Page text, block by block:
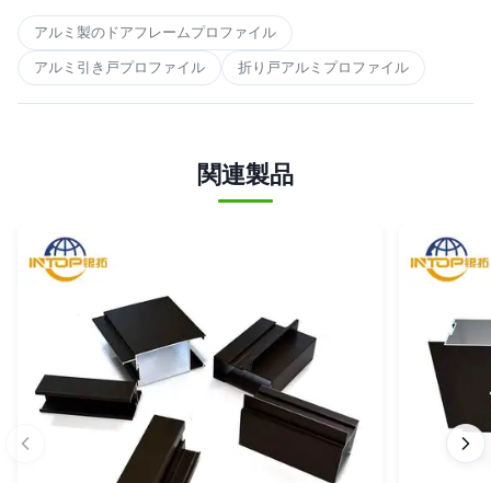
アルミ製のドアフレームプロファイル
アルミ引き戸プロファイル 折り戸アルミプロファイル
関連製品